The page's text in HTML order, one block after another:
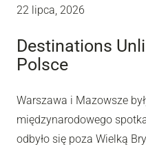
22 lipca, 2026
Destinations
Polsce
Warszawa i Mazowsze
międzynarodowego
odbyło się poza Wielką